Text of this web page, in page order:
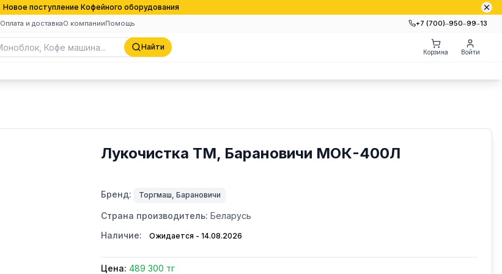
Новое поступление Кофейного оборудования
Оплата и доставкаО компанииПомощь +7 (700)‒950‒99‒13
Найти
Корзина Войти
Лукочистка ТМ, Барановичи МОК-400Л
Бренд: Торгмаш, Барановичи
Страна производитель: Беларусь
Наличие:
Ожидается - 14.08.2026
Цена: 489 300 тг